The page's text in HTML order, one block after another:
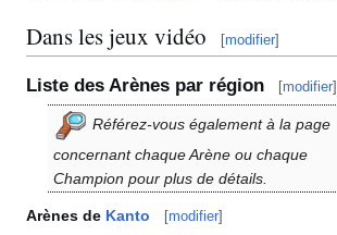
Dans les jeux vidéo [modifier]
Liste des Arènes par région [modifier]
Référez-vous également à la page
concernant chaque Arène ou chaque
Champion pour plus de détails.
Arènes de Kanto [modifier]